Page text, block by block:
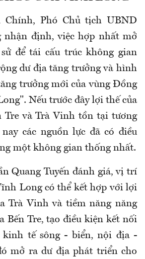
Chính, Phó Chủ tịch UBND
định, việc hợp nhất mở
để tái cấu trúc không gian
dư địa tăng trưởng và hình
trưởng mới của vùng Đồng
Nếu trước đây lợi thế của
Tre và Trà Vinh tồn tại tương
các nguồn lực đã có điều
một không gian thống nhất.
Quang Tuyến đánh giá, vị trí
Long có thể kết hợp với lợi
Trà Vinh và tiềm năng năng
Bến Tre, tạo điều kiện kết nối
kinh tế sông - biển, nội địa -
mở ra dư địa phát triển cho